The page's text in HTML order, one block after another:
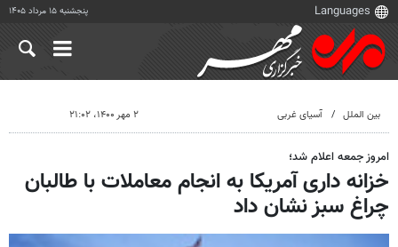
پنجشنبه ۱۵ مرداد ۱۴۰۵
بین الملل آسیای غربی ۲ مهر ۱۴۰۰، ۲۱:۰۲
امروز جمعه اعلام شد؛
خزانه داری آمریکا به انجام معاملات با طالبان
چراغ سبز نشان داد